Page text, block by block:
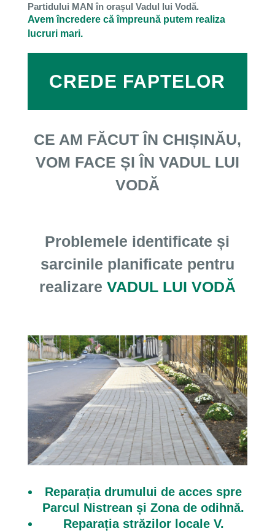
Partidului MAN în orașul Vadul lui Vodă.
Avem încredere că împreună putem realiza
lucruri mari.
CREDE FAPTELOR
CE AM FĂCUT ÎN CHIȘINĂU,
VOM FACE ȘI ÎN VADUL LUI
VODĂ
Problemele identificate și
sarcinile planificate pentru
realizare VADUL LUI VODĂ
Reparația drumului de acces spre
Parcul Nistrean și Zona de odihnă.
Reparația străzilor locale V.